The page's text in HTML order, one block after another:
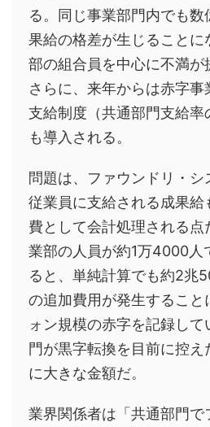
る。同じ事業部門内でも
果給の格差が生じることに
部の組合員を中心に不満が
さらに、来年からは赤字
支給制度（共通部門支給率
も導入される。
問題は、ファウンドリ・シ
従業員に支給される成果
費として会計処理される
業部の人員が約1万4000人
ると、単純計算でも約2兆
の追加費用が発生すること
ォン規模の赤字を記録し
門が黒字転換を目前に控え
に大きな金額だ。
業界関係者は「共通部門で